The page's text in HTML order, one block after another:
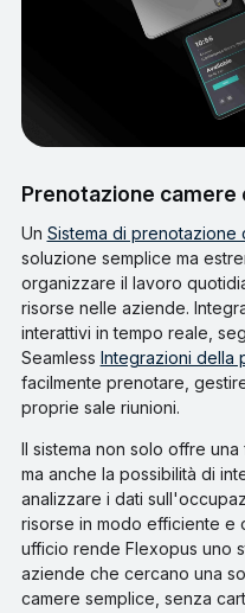
Prenotazione
Un Sistema di prenotazione
soluzione semplice ma
organizzare il lavoro
risorse nelle aziende.
interattivi in tempo reale,
Seamless Integrazioni della
facilmente prenotare,
proprie sale riunioni.
Il sistema non solo offre
ma anche la possibilità di
analizzare i dati
risorse in modo efficiente e
ufficio rende Flexopus uno
aziende che cercano una
camere semplice, senza